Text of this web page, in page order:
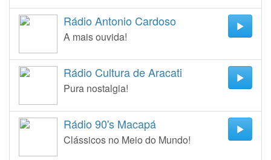
Rádio Antonio Cardoso
A mais ouvida!
Rádio Cultura de Aracati
Pura nostalgia!
Rádio 90's Macapá
Clássicos no Meio do Mundo!